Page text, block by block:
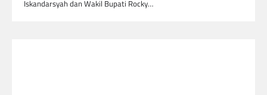
Iskandarsyah dan Wakil Bupati Rocky…